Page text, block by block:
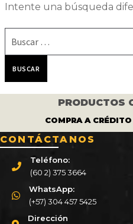
Intente una búsqueda
PRODUCTOS
COMPRA A
CONTÁCTANOS
Teléfono:
(60 2) 375 3664
WhatsApp:
(+57) 304 457 5425
Dirección